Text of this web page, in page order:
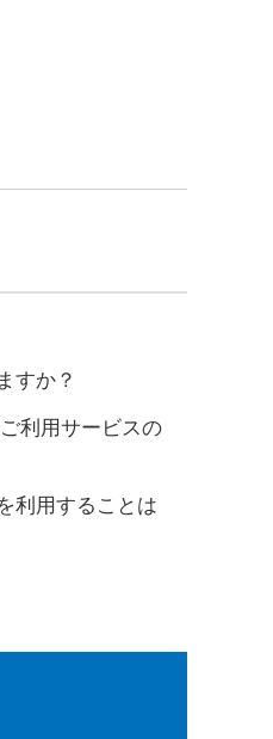
すか？
利用サービスの
利用することは